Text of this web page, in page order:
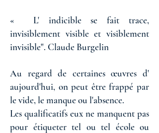
« L' indicible se fait trace,
invisiblement visible et visiblement
invisible". Claude Burgelin
Au regard de certaines œuvres d'
aujourd'hui, on peut être frappé par
le vide, le manque ou l'absence.
Les qualificatifs eux ne manquent pas
pour étiqueter tel ou tel école ou